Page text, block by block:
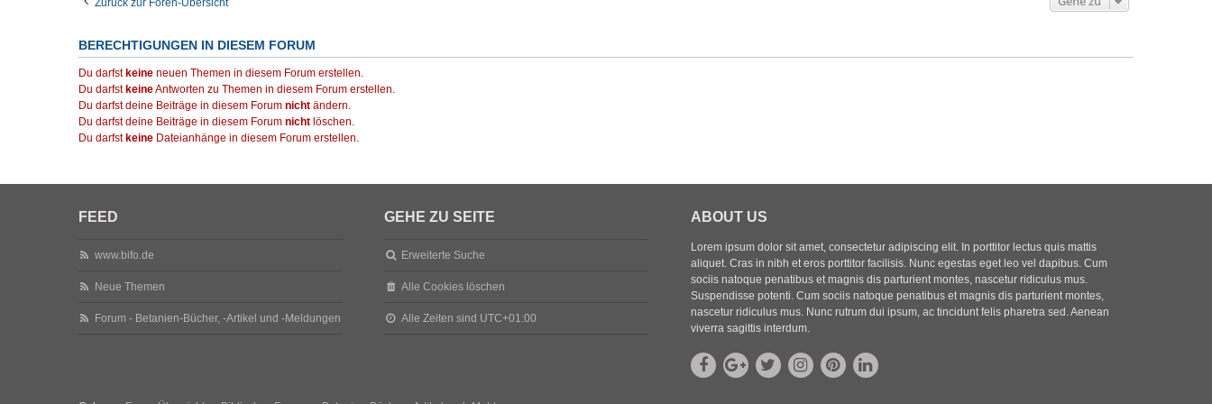
Zurück zur Foren-Übersicht
BERECHTIGUNGEN IN DIESEM FORUM
Du darfst keine neuen Themen in diesem Forum erstellen.
Du darfst keineAntworten zu Themen in diesem Forum erstellen.
Du darfst deine Beiträge in diesem Forum nicht ändern.
Du darfst deine Beiträge in diesem Forum nicht löschen.
Du darfst keine Dateianhänge in diesem Forum erstellen.
FEED
www.bifo.de
Neue Themen
Forum - Betanien-Bücher, -Artikel und -Meldungen
GEHE ZU SEITE
Erweiterte Suche
Alle Cookies löschen
Alle Zeiten sind UTC+01:00
ABOUT US
Lorem ipsum dolor sit amet, consectetur adipiscing elit. In porttitor lectus quis mattis
aliquet. Cras in nibh et eros porttitor facilisis. Nunc egestas eget leo vel dapibus. Cum
sociis natoque penatibus et magnis dis parturient montes, nascetur ridiculus mus.
Suspendisse potenti. Cum sociis natoque penatibus et magnis dis parturient montes,
nascetur ridiculus mus. Nunc rutrum dui ipsum, ac tincidunt felis pharetra sed. Aenean
viverra sagittis interdum.